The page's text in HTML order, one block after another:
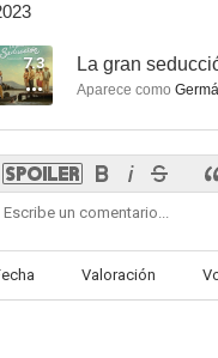
7.3 La gran
Aparece como
Valoración